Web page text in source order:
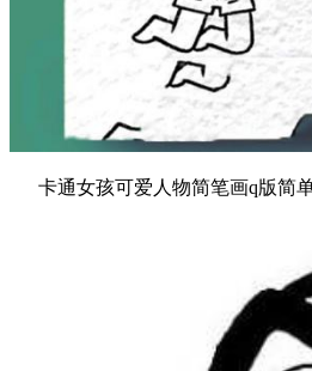
卡通女孩可爱人物简笔画q版简